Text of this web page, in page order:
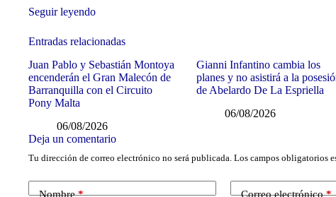
Seguir leyendo
Entradas relacionadas
Juan Pablo y Sebastián Montoya
encenderán el Gran Malecón de
Barranquilla con el Circuito
Pony Malta
06/08/2026
Gianni Infantino cambia los
planes y no asistirá a la
de Abelardo De La Espriella
06/08/2026
Deja un comentario
Tu dirección de correo electrónico no será publicada. Los campos obligatorios
Nombre* Correo electrónico*